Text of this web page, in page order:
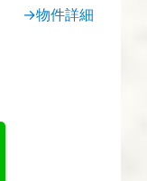
→物件詳細